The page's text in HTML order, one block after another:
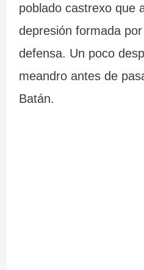
poblado castrexo que
depresión formada
defensa. Un poco
meandro antes de
Batán.